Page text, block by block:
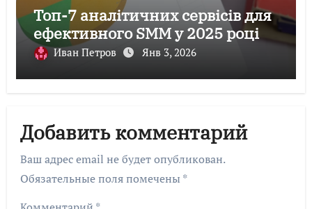
Топ-7 аналітичних сервісів для
ефективного SMM у 2025 році
Иван Петров Янв 3, 2026
Добавить комментарий
Ваш адрес email не будет опубликован.
Обязательные поля помечены *